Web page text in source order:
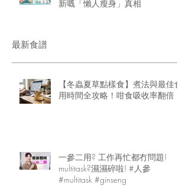
新嘅「懶人瘦身」真相
最新食譜
【冬蟲夏草點樣食】煮法與最佳食
用時間全攻略！咁食吸收率翻倍
一參二用? 工作再忙都冇問題!
multitask?濕濕碎啦! #人參
#multitask #ginseng